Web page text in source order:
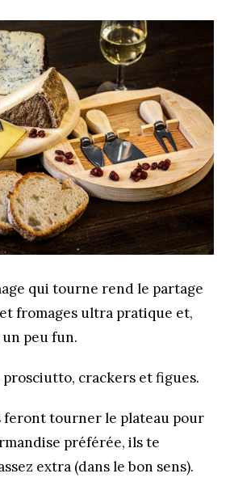
qui tourne rend le partage
fromages ultra pratique et,
peu fun.
crackers et figues.
feront tourner le plateau pour
préférée, ils te
extra (dans le bon sens).